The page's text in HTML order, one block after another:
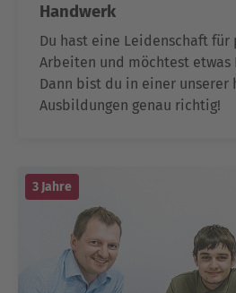
Handwerk
Du hast eine Leidenschaft für
Arbeiten und möchtest etwas
Dann bist du in einer unserer
Ausbildungen genau richtig!
3 Jahre